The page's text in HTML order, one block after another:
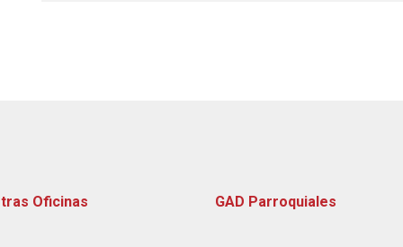
Oficinas GAD Parroquiales